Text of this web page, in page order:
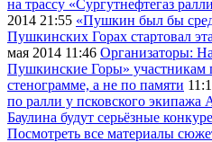
на трассу «Сургутнефтегаз
2014 21:55 «Пушкин был бы
Пушкинских Горах стартовал
мая 2014 11:46 Организаторы:
Пушкинские Горы» участникам
стенограмме, а не по памяти
по ралли у псковского экипажа
Баулина будут серьёзные
Посмотреть все материалы